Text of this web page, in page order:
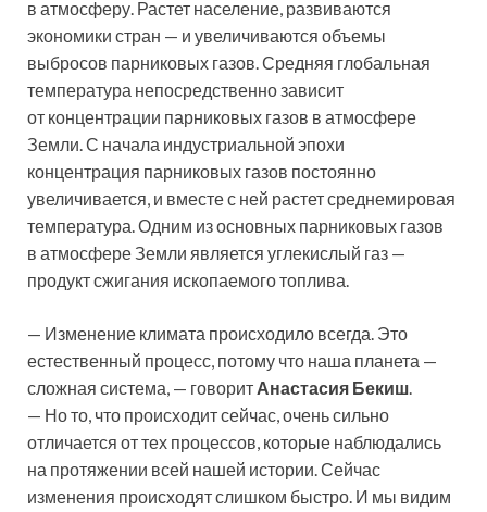
в атмосферу. Растет население, развиваются
экономики стран — и увеличиваются объемы
выбросов парниковых газов. Средняя глобальная
температура непосредственно зависит
от концентрации парниковых газов в атмосфере
Земли. С начала индустриальной эпохи
концентрация парниковых газов постоянно
увеличивается, и вместе с ней растет среднемировая
температура. Одним из основных парниковых газов
в атмосфере Земли является углекислый газ —
продукт сжигания ископаемого топлива.
— Изменение климата происходило всегда. Это
естественный процесс, потому что наша планета —
сложная система, — говорит Анастасия Бекиш.
— Но то, что происходит сейчас, очень сильно
отличается от тех процессов, которые наблюдались
на протяжении всей нашей истории. Сейчас
изменения происходят слишком быстро. И мы видим